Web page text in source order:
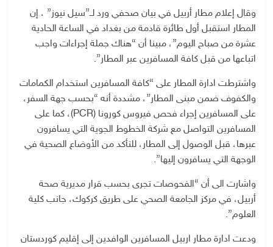
وقال إعلام مطار أربيل في بيان صحفي ورد لــ”سيل نيوز” ، إن
المطار استقبل أول طائرة قادمة من بغداد في الساعة الحادية
عشرة من صباح اليوم”، مبينا أن “هناك جملة إجراءات واجب
اتباعها من قبل كافة المسافرين عبر المطار”.
واشترطت ادارة المطار على “كافة المسافرين استخدام الكمامات
والكفوف ضمن مبنى المطار”، مشددة أنه “بحسب جهة السفر،
على المسافرين إجراء فحص فيروس كورونا (PCR)، كما على
المسافرين التواصل مع شركة الخطوط الجوية التي يسافرون
عبرها، قبل الوصول إلى المطار، للتأكد من الأوضاع الصحية في
الوجهة التي يسافرون إليها”.
واشارت الى أن “الفحوصات تجرى بحسب قرار مديرية صحة
أربيل، في مركز الجامعة الصحي على طريق كركوك، جانب كلية
العلوم”.
ودعت ادارة مطار اربيل المسافرين الوافدين إلى إقليم كوردستان